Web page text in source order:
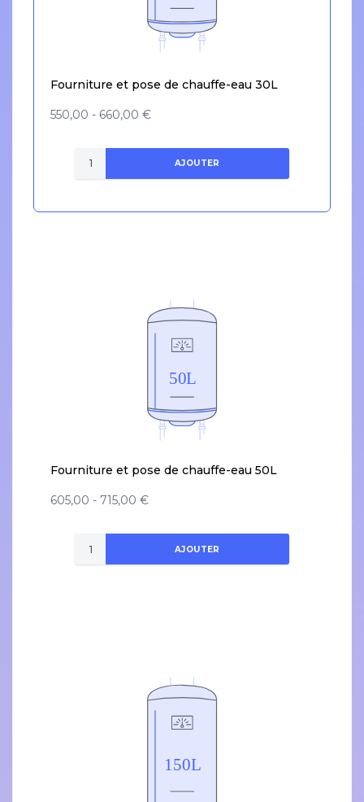
Fourniture et pose de chauffe-eau 30L
550,00 - 660,00 €
AJOUTER
Fourniture et pose de chauffe-eau 50L
605,00 - 715,00 €
AJOUTER